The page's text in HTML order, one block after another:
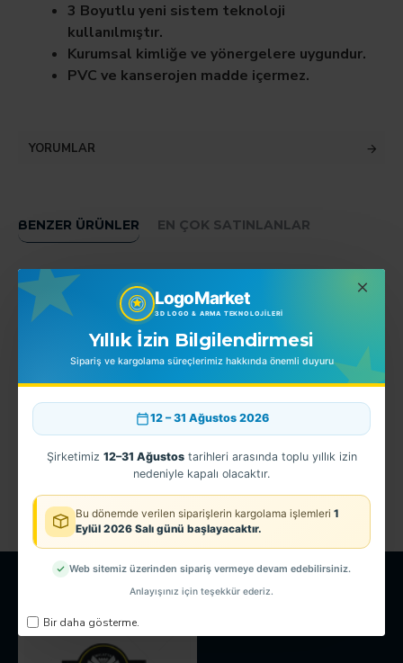
LogoMarket
3D LOGO & ARMA TEKNOLOJILERI
Yıllık İzin Bilgilendirmesi
Sipariş ve kargolama süreçlerimiz hakkında önemli duyuru
12 – 31 Ağustos 2026
Şirketimiz 12–31 Ağustostarihleri arasında toplu yıllık izin
nedeniyle kapalı olacaktır.
Bu dönemde verilen siparişlerin kargolama işlemleri 1
Eylül 2026 Salı günü başlayacaktır.
Web sitemiz üzerinden sipariş vermeye devam edebilirsiniz.
Anlayışınız için teşekkür ederiz.
Bir daha gösterme.
3 Boyutlu yeni sistem teknoloji
kullanılmıştır.
Kurumsal kimliğe ve yönergelere uygundur.
PVC ve kanserojen madde içermez.
YORUMLAR
BENZER ÜRÜNLER EN ÇOK SATINLANLAR
CTE Kol Arması
0,00TL
SON GÖRÜNTÜLENEN EN ÇOK GÖRÜNTÜLENEN